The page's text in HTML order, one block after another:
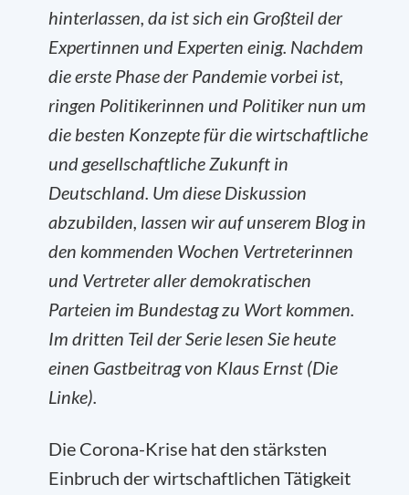
hinterlassen, da ist sich ein Großteil der
Expertinnen und Experten einig. Nachdem
die erste Phase der Pandemie vorbei ist,
ringen Politikerinnen und Politiker nun um
die besten Konzepte für die wirtschaftliche
und gesellschaftliche Zukunft in
Deutschland. Um diese Diskussion
abzubilden, lassen wir auf unserem Blog in
den kommenden Wochen Vertreterinnen
und Vertreter aller demokratischen
Parteien im Bundestag zu Wort kommen.
Im dritten Teil der Serie lesen Sie heute
einen Gastbeitrag von Klaus Ernst (Die
Linke).
Die Corona-Krise hat den stärksten
Einbruch der wirtschaftlichen Tätigkeit